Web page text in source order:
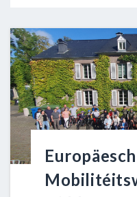
Europäesch